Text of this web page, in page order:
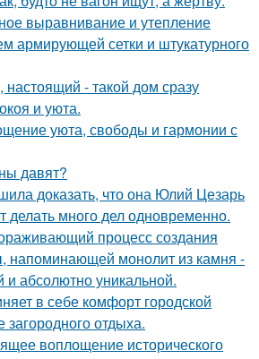
выравнивание и утепление
армирующей сетки и штукатурного
- такой дом сразу
и уюта.
уюта, свободы и гармонии с
давят?
доказать, что она Юлий Цезарь
делать много дел одновременно.
процесс создания
напоминающей монолит из камня -
абсолютно уникальной.
в себе комфорт городской
загородного отдыха.
воплощение исторического